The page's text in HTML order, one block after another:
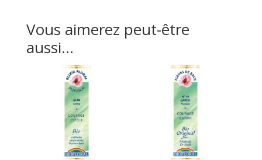
Vous aimerez peut-être
aussi…